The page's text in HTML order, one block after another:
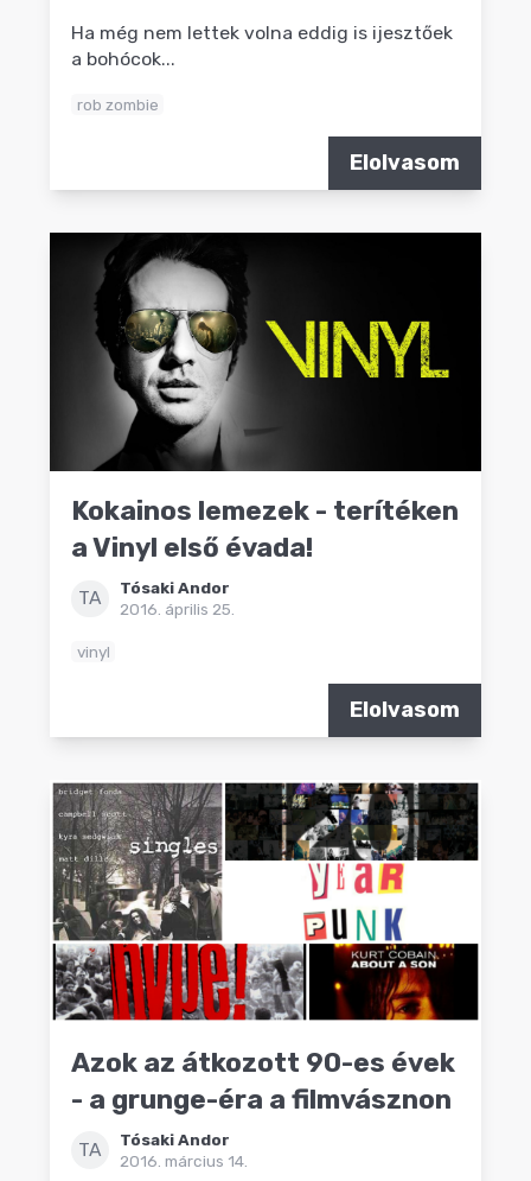
Ha még nem lettek volna eddig is ijesztőek
a bohócok...
rob zombie
Elolvasom
Kokainos lemezek - terítéken
a Vinyl első évada!
TA
Tósaki Andor
2016. április 25.
vinyl
Elolvasom
Azok az átkozott 90-es évek
- a grunge-éra a filmvásznon
TA
Tósaki Andor
2016. március 14.